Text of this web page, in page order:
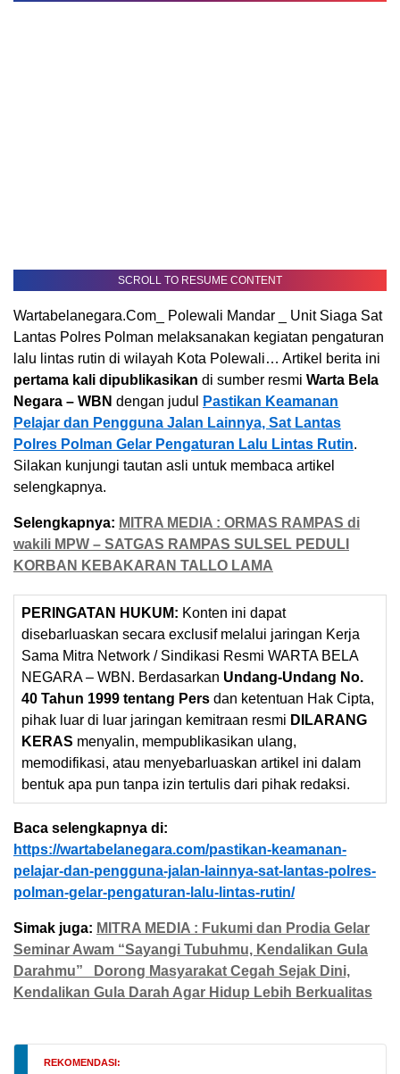
SCROLL TO RESUME CONTENT
Wartabelanegara.Com_ Polewali Mandar _ Unit Siaga Sat
Lantas Polres Polman melaksanakan kegiatan pengaturan
lalu lintas rutin di wilayah Kota Polewali… Artikel berita ini
pertama kali dipublikasikan di sumber resmi Warta Bela
Negara – WBN dengan judul
Pastikan Keamanan
Pelajar dan Pengguna Jalan Lainnya, Sat Lantas
Polres Polman Gelar Pengaturan Lalu Lintas Rutin.
Silakan kunjungi tautan asli untuk membaca artikel
selengkapnya.
Selengkapnya: MITRA MEDIA : ORMAS RAMPAS di
wakili MPW – SATGAS RAMPAS SULSEL PEDULI
KORBAN KEBAKARAN TALLO LAMA
PERINGATAN HUKUM: Konten ini dapat
disebarluaskan secara exclusif melalui jaringan Kerja
Sama Mitra Network / Sindikasi Resmi WARTA BELA
NEGARA – WBN. Berdasarkan Undang-Undang No.
40 Tahun 1999 tentang Pers dan ketentuan Hak Cipta,
pihak luar di luar jaringan kemitraan resmi DILARANG
KERAS menyalin, mempublikasikan ulang,
memodifikasi, atau menyebarluaskan artikel ini dalam
bentuk apa pun tanpa izin tertulis dari pihak redaksi.
Baca selengkapnya di:
https://wartabelanegara.com/pastikan-keamanan-
pelajar-dan-pengguna-jalan-lainnya-sat-lantas-polres-
polman-gelar-pengaturan-lalu-lintas-rutin/
Simak juga: MITRA MEDIA : Fukumi dan Prodia Gelar
Seminar Awam “Sayangi Tubuhmu, Kendalikan Gula
Darahmu” Dorong Masyarakat Cegah Sejak Dini,
Kendalikan Gula Darah Agar Hidup Lebih Berkualitas
REKOMENDASI: